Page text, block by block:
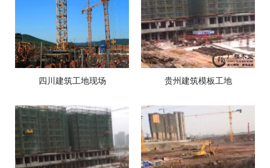
四川建筑工地现场 贵州建筑模板工地